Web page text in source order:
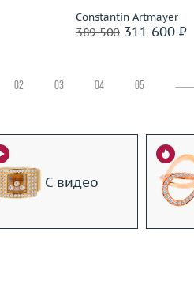
Constantin Artmayer
389 500311 600 ₽
02 03 04 05
С видео